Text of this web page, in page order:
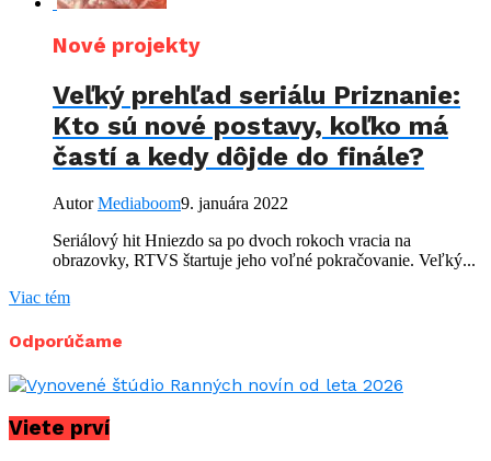
Nové projekty
Veľký prehľad seriálu Priznanie:
Kto sú nové postavy, koľko má
častí a kedy dôjde do finále?
AutorMediaboom9. januára 2022
Seriálový hit Hniezdo sa po dvoch rokoch vracia na
obrazovky, RTVS štartuje jeho voľné pokračovanie. Veľký...
Viac tém
Odporúčame
Viete prví